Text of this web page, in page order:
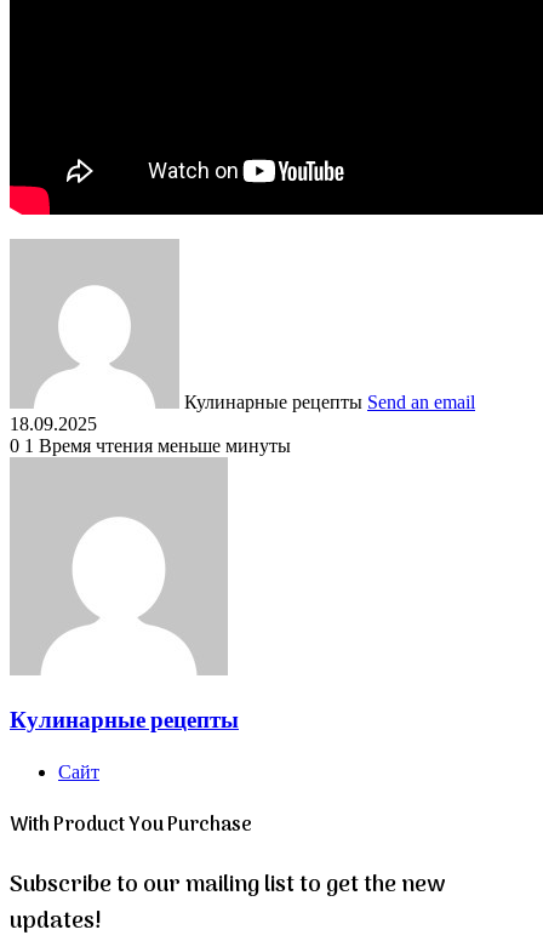
Кулинарные рецепты Send an email
18.09.2025
0 1 Время чтения меньше минуты
Кулинарные рецепты
Сайт
With Product You Purchase
Subscribe to our mailing list to get the new
updates!